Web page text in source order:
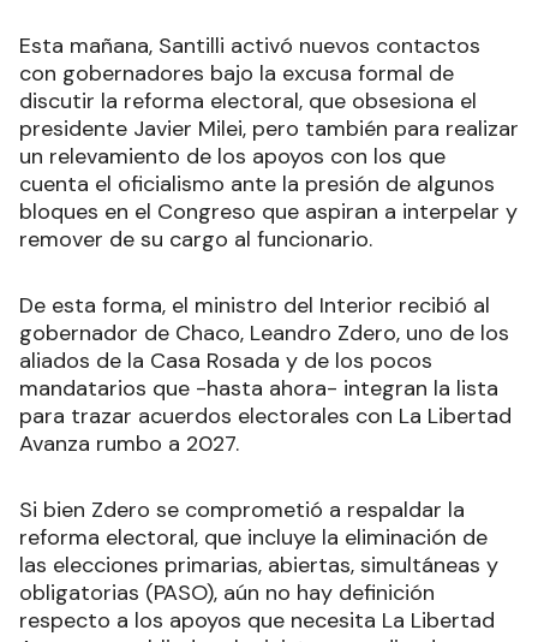
Esta mañana, Santilli activó nuevos contactos
con gobernadores bajo la excusa formal de
discutir la reforma electoral, que obsesiona el
presidente Javier Milei, pero también para realizar
un relevamiento de los apoyos con los que
cuenta el oficialismo ante la presión de algunos
bloques en el Congreso que aspiran a interpelar y
remover de su cargo al funcionario.
De esta forma, el ministro del Interior recibió al
gobernador de Chaco, Leandro Zdero, uno de los
aliados de la Casa Rosada y de los pocos
mandatarios que -hasta ahora- integran la lista
para trazar acuerdos electorales con La Libertad
Avanza rumbo a 2027.
Si bien Zdero se comprometió a respaldar la
reforma electoral, que incluye la eliminación de
las elecciones primarias, abiertas, simultáneas y
obligatorias (PASO), aún no hay definición
respecto a los apoyos que necesita La Libertad